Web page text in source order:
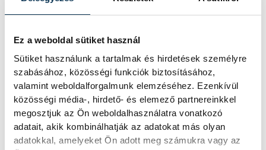
Ez a weboldal sütiket használ
Sütiket használunk a tartalmak és hirdetések személyre
szabásához, közösségi funkciók biztosításához,
valamint weboldalforgalmunk elemzéséhez. Ezenkívül
közösségi média-, hirdető- és elemező partnereinkkel
megosztjuk az Ön weboldalhasználatra vonatkozó
adatait, akik kombinálhatják az adatokat más olyan
adatokkal, amelyeket Ön adott meg számukra vagy az